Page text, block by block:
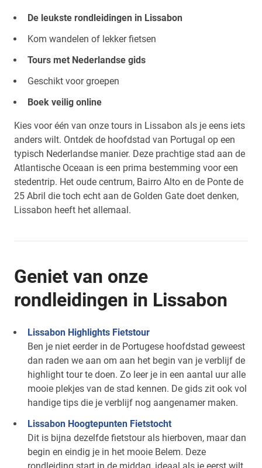
De leukste rondleidingen in Lissabon
Kom wandelen of lekker fietsen
Tours met Nederlandse gids
Geschikt voor groepen
Boek veilig online
Kies voor één van onze tours in Lissabon als je eens iets
anders wilt. Ontdek de hoofdstad van Portugal op een
typisch Nederlandse manier. Deze prachtige stad aan de
Atlantische Oceaan is een prima bestemming voor een
stedentrip. Het oude centrum, Bairro Alto en de Ponte de
25 Abril die toch echt aan de Golden Gate doet denken,
Lissabon heeft het allemaal.
Geniet van onze
rondleidingen in Lissabon
Lissabon Highlights Fietstour
Ben je niet eerder in de Portugese hoofdstad geweest
dan raden we aan om aan het begin van je verblijf de
highlight tour te doen. Zo leer je in een aantal uur alle
mooie plekjes van de stad kennen. De gids zit ook vol
handige tips die je verblijf nog aangenamer maken.
Lissabon Hoogtepunten Fietstocht
Dit is bijna dezelfde fietstour als hierboven, maar dan
begin en eindig je in het mooie Belem. Deze